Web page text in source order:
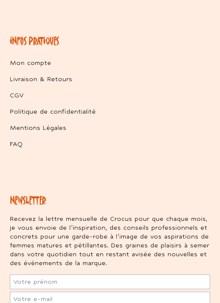
INFOS PRATIQUES
Mon compte
Livraison & Retours
CGV
Politique de confidentialité
Mentions Légales
FAQ
NEWSLETTER
Recevez la lettre mensuelle de Crocus pour que chaque mois,
je vous envoie de l’inspiration, des conseils professionnels et
concrets pour une garde-robe à l’image de vos aspirations de
femmes matures et pétillantes. Des graines de plaisirs à semer
dans votre quotidien tout en restant avisée des nouvelles et
des événements de la marque.